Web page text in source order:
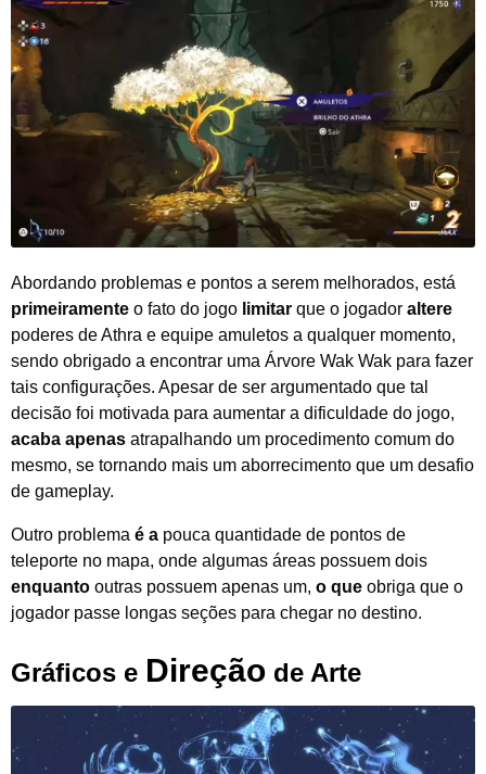
Abordando problemas e pontos a serem melhorados, está
primeiramente o fato do jogo limitar que o jogador altere
poderes de Athra e equipe amuletos a qualquer momento,
sendo obrigado a encontrar uma Árvore Wak Wak para fazer
tais configurações. Apesar de ser argumentado que tal
decisão foi motivada para aumentar a dificuldade do jogo,
acaba apenas atrapalhando um procedimento comum do
mesmo, se tornando mais um aborrecimento que um desafio
de gameplay.
Outro problema é a pouca quantidade de pontos de
teleporte no mapa, onde algumas áreas possuem dois
enquanto outras possuem apenas um, o que obriga que o
jogador passe longas seções para chegar no destino.
Gráficos e Direção de Arte